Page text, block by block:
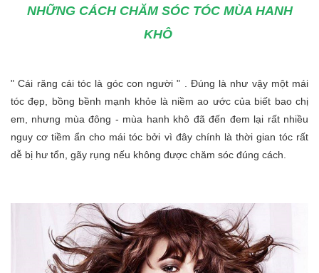
NHỮNG CÁCH CHĂM SÓC TÓC MÙA HANH
KHÔ
" Cái răng cái tóc là góc con người " . Đúng là như vậy một mái
tóc đẹp, bồng bềnh mạnh khỏe là niềm ao ước của biết bao chị
em, nhưng mùa đông - mùa hanh khô đã đến đem lại rất nhiều
nguy cơ tiềm ẩn cho mái tóc bởi vì đây chính là thời gian tóc rất
dễ bị hư tổn, gãy rụng nếu không được chăm sóc đúng cách.